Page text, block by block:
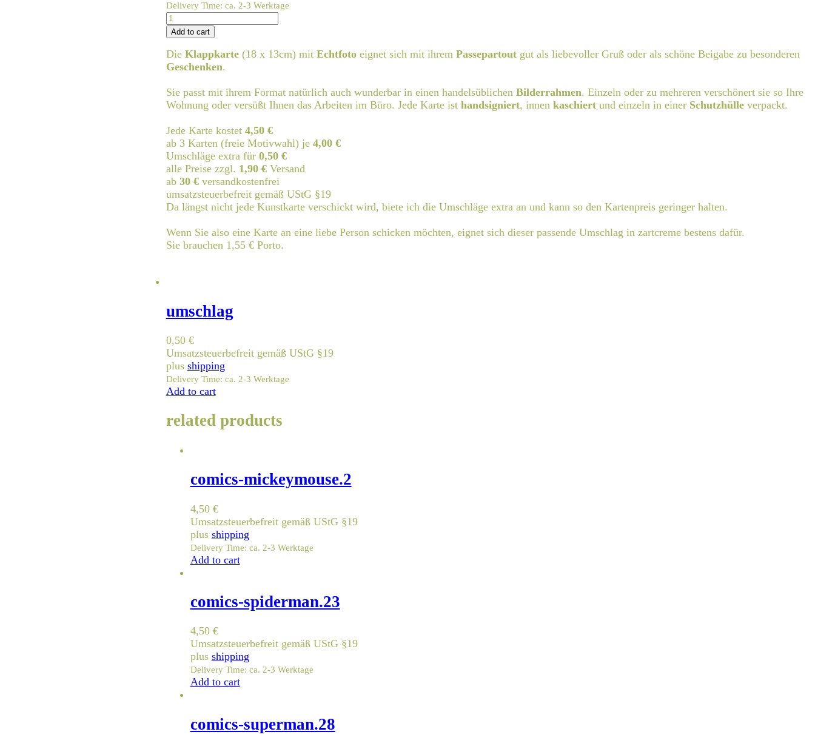
Delivery Time: ca. 2-3 Werktage
comics-
mickeymouse.8
Add to cart
Die Klappkarte(18 x 13cm) mit Echtfotoeignet sich mit ihrem Passepartoutgut als liebevoller Gruß oder als schöne Beigabe zu besonderen
Geschenken.
Sie passt mit ihrem Format natürlich auch wunderbar in einen handelsüblichen Bilderrahmen. Einzeln oder zu mehreren verschönert sie so Ihre
Wohnung oder versüßt Ihnen das Arbeiten im Büro. Jede Karte ist handsigniert, innen kaschiertund einzeln in einer Schutzhülleverpackt.
Jede Karte kostet 4,50 €
ab 3 Karten (freie Motivwahl) je 4,00 €
Umschläge extra für 0,50 €
alle Preise zzgl. 1,90 €Versand
ab 30 €versandkostenfrei
umsatzsteuerbefreit gemäß UStG §19
Da längst nicht jede Kunstkarte verschickt wird, biete ich die Umschläge extra an und kann so den Kartenpreis geringer halten.
Wenn Sie also eine Karte an eine liebe Person schicken möchten, eignet sich dieser passende Umschlag in zartcreme bestens dafür.
Sie brauchen 1,55 € Porto.
umschlag
0,50 €
Umsatzsteuerbefreit gemäß UStG §19
plus shipping
Delivery Time: ca. 2-3 Werktage
Add to cart
related products
comics-mickeymouse.2
4,50 €
Umsatzsteuerbefreit gemäß UStG §19
plus shipping
Delivery Time: ca. 2-3 Werktage
Add to cart
comics-spiderman.23
4,50 €
Umsatzsteuerbefreit gemäß UStG §19
plus shipping
Delivery Time: ca. 2-3 Werktage
Add to cart
comics-superman.28